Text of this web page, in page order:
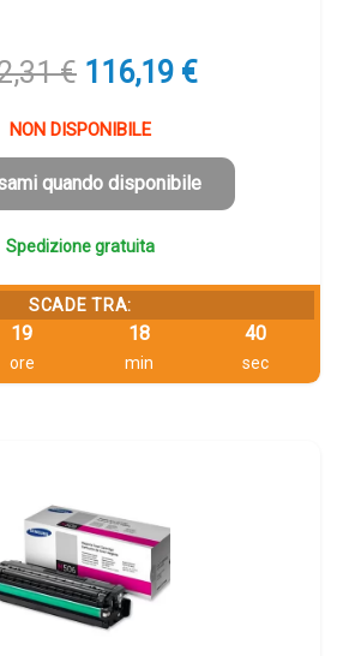
€ Il
originale
era:
122,31 €.
116,19 €Il
è:
116,19 €.
NON DISPONIBILE
quando disponibile
Spedizione gratuita
SCADE TRA:
19
ore
18
min
39
sec